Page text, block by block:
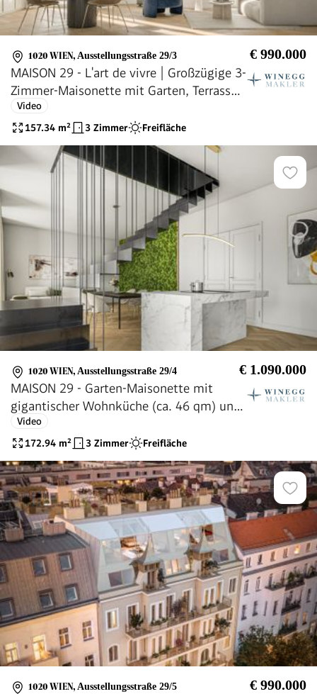
1020 WIEN, Ausstellungsstraße 29/3 € 990.000
MAISON 29 - L'art de vivre | Großzügige 3-
Zimmer-Maisonette mit Garten, Terrasse
und 2 Bädern!
Video
157.34 m² 3 Zimmer Freifläche
1020 WIEN, Ausstellungsstraße 29/4 € 1.090.000
MAISON 29 - Garten-Maisonette mit
gigantischer Wohnküche (ca. 46 qm) und
Raumhöhen über 3,30 m!
Video
172.94 m² 3 Zimmer Freifläche
1020 WIEN, Ausstellungsstraße 29/5 € 990.000